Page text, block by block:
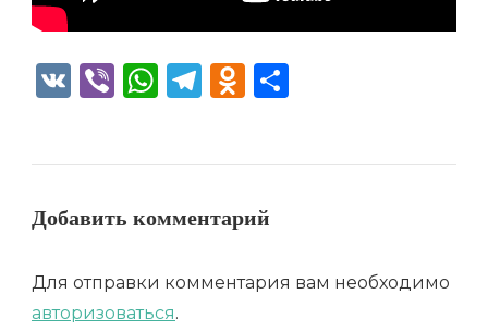
VK ViberWhatsApp
Telegram
Odnoklassniki
Добавить комментарий
Для отправки комментария вам необходимо
авторизоваться.